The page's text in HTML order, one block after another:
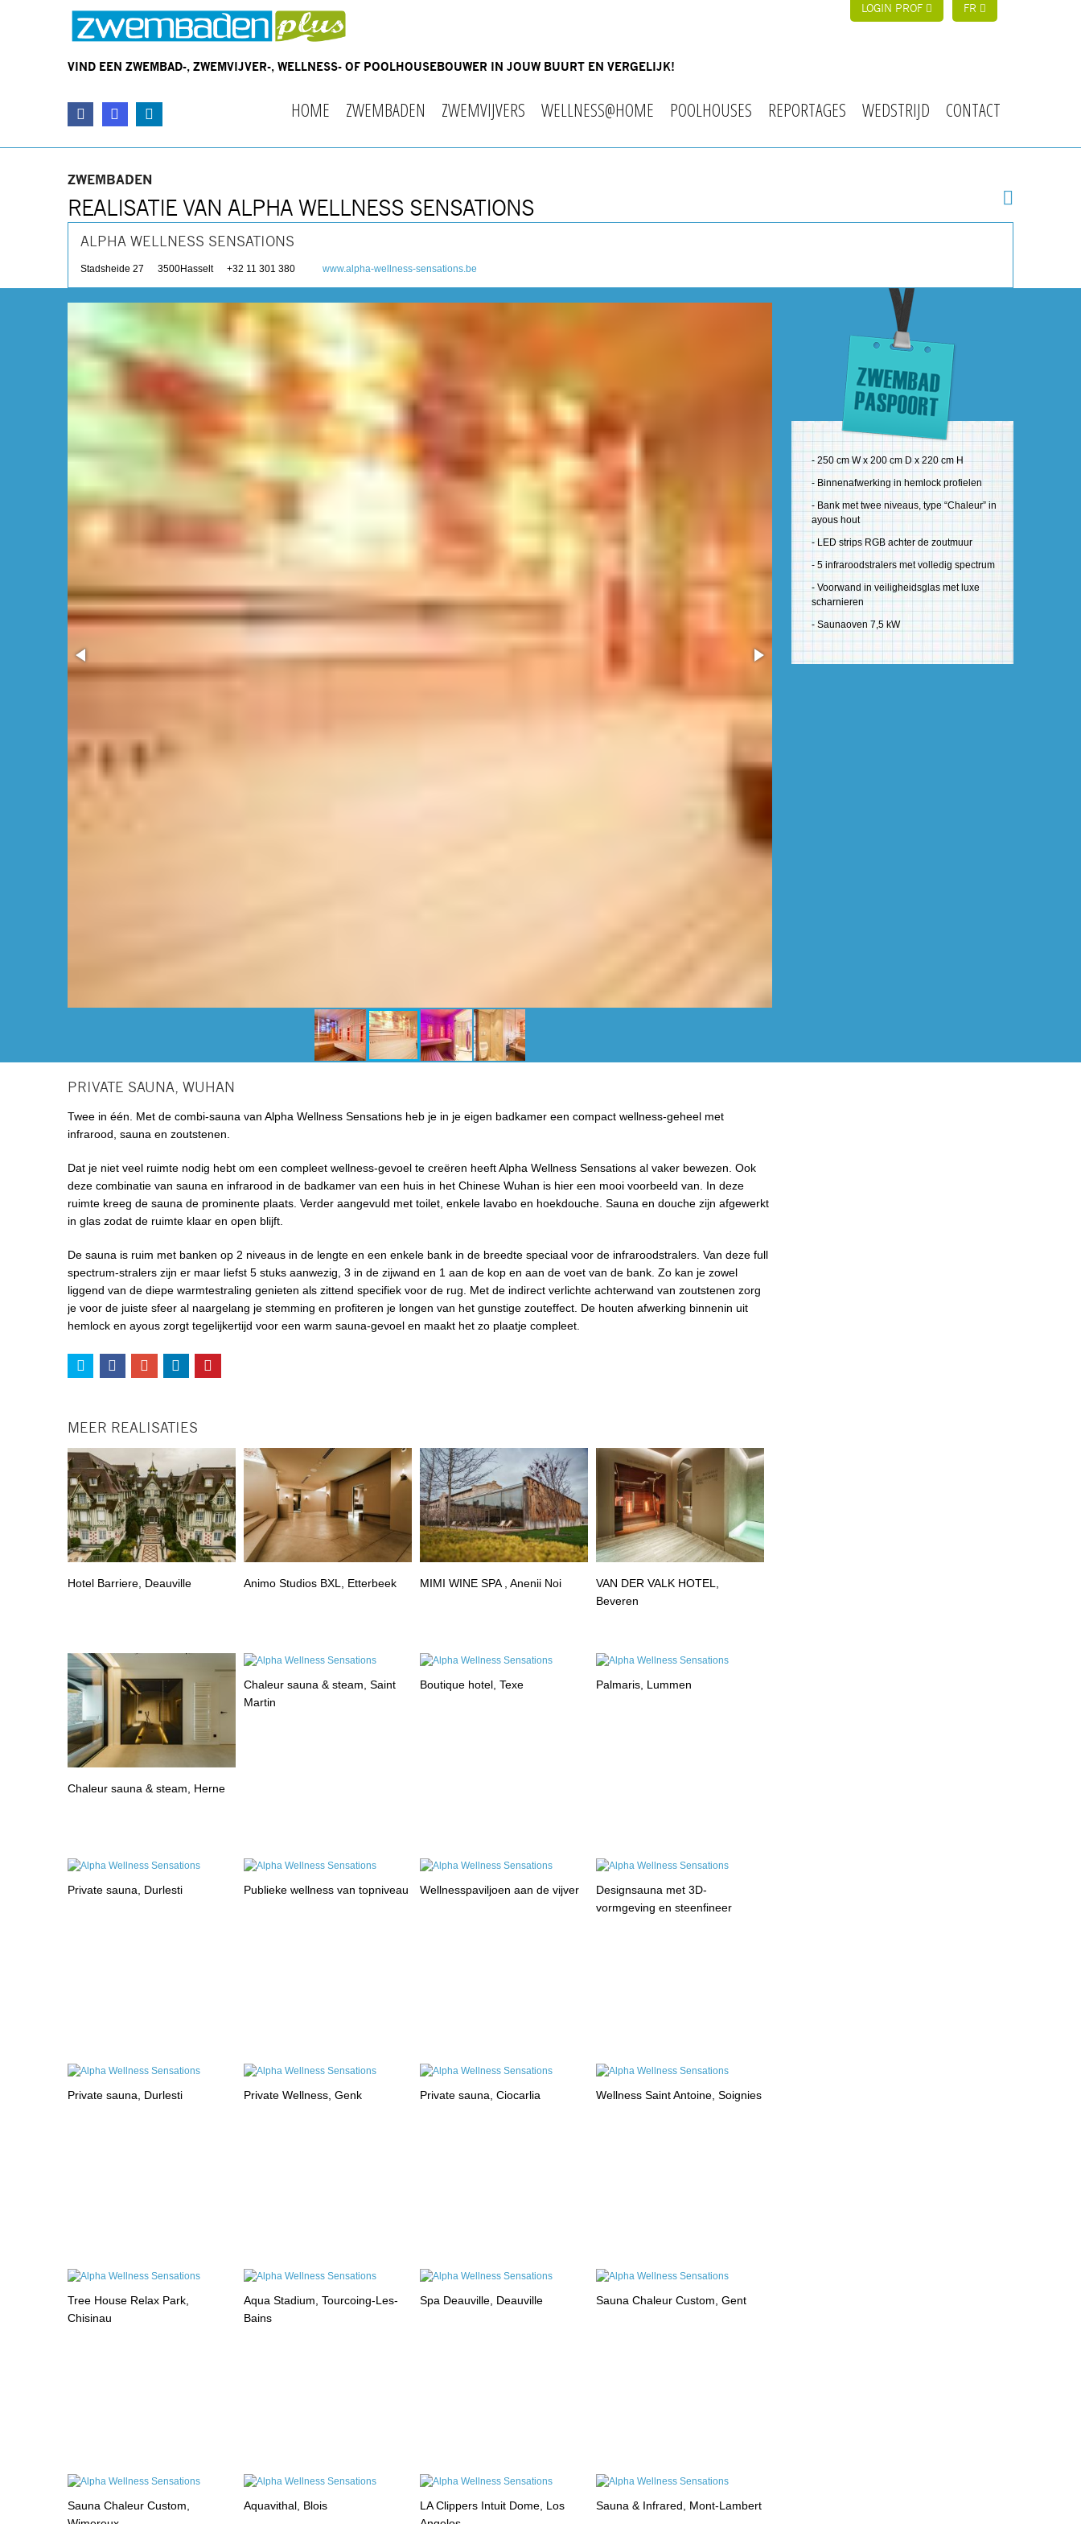
LOGIN PROF FR
VIND EEN ZWEMBAD-, ZWEMVIJVER-, WELLNESS- OF POOLHOUSEBOUWER IN JOUW BUURT EN VERGELIJK!
HOME ZWEMBADEN ZWEMVIJVERS WELLNESS@HOME POOLHOUSES REPORTAGES WEDSTRIJD CONTACT
ZWEMBADEN
REALISATIE VAN ALPHA WELLNESS SENSATIONS
ALPHA WELLNESS SENSATIONS
Stadsheide 27 3500Hasselt +32 11 301 380 www.alpha-wellness-sensations.be
- 250 cm W x 200 cm D x 220 cm H
- Binnenafwerking in hemlock profielen
- Bank met twee niveaus, type “Chaleur” in
ayous hout
- LED strips RGB achter de zoutmuur
- 5 infraroodstralers met volledig spectrum
- Voorwand in veiligheidsglas met luxe
scharnieren
- Saunaoven 7,5 kW
PRIVATE SAUNA, WUHAN
Twee in één. Met de combi-sauna van Alpha Wellness Sensations heb je in je eigen badkamer een compact wellness-geheel met
infrarood, sauna en zoutstenen.
Dat je niet veel ruimte nodig hebt om een compleet wellness-gevoel te creëren heeft Alpha Wellness Sensations al vaker bewezen. Ook
deze combinatie van sauna en infrarood in de badkamer van een huis in het Chinese Wuhan is hier een mooi voorbeeld van. In deze
ruimte kreeg de sauna de prominente plaats. Verder aangevuld met toilet, enkele lavabo en hoekdouche. Sauna en douche zijn afgewerkt
in glas zodat de ruimte klaar en open blijft.
De sauna is ruim met banken op 2 niveaus in de lengte en een enkele bank in de breedte speciaal voor de infraroodstralers. Van deze full
spectrum-stralers zijn er maar liefst 5 stuks aanwezig, 3 in de zijwand en 1 aan de kop en aan de voet van de bank. Zo kan je zowel
liggend van de diepe warmtestraling genieten als zittend specifiek voor de rug. Met de indirect verlichte achterwand van zoutstenen zorg
je voor de juiste sfeer al naargelang je stemming en profiteren je longen van het gunstige zouteffect. De houten afwerking binnenin uit
hemlock en ayous zorgt tegelijkertijd voor een warm sauna-gevoel en maakt het zo plaatje compleet.
MEER REALISATIES
Hotel Barriere, Deauville Animo Studios BXL, Etterbeek MIMI WINE SPA , Anenii Noi
VAN DER VALK HOTEL,
Beveren
Chaleur sauna & steam, Herne
Chaleur sauna & steam, Saint
Martin
Boutique hotel, Texe Palmaris, Lummen
Private sauna, Durlesti Publieke wellness van topniveau Wellnesspaviljoen aan de vijver
Designsauna met 3D-
vormgeving en steenfineer
Private sauna, Durlesti Private Wellness, Genk Private sauna, Ciocarlia Wellness Saint Antoine, Soignies
Tree House Relax Park,
Chisinau
Aqua Stadium, Tourcoing-Les-
Bains
Spa Deauville, Deauville Sauna Chaleur Custom, Gent
Sauna Chaleur Custom,
Aquavithal, Blois
LA Clippers Intuit Dome, Los
Sauna & Infrared, Mont-Lambert